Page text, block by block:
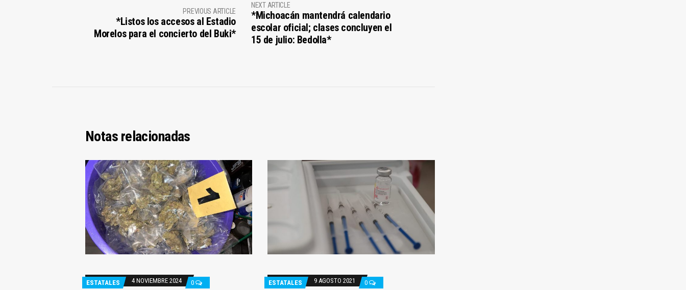
PREVIOUS ARTICLE
*Listos los accesos al Estadio
Morelos para el concierto del Buki*
NEXT ARTICLE
*Michoacán mantendrá calendario
escolar oficial; clases concluyen el
15 de julio: Bedolla*
Notas relacionadas
ESTATALES 4 NOVIEMBRE 2024 0 ESTATALES 9 AGOSTO 2021 0